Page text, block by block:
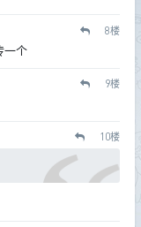
8楼
一个
9楼
10楼